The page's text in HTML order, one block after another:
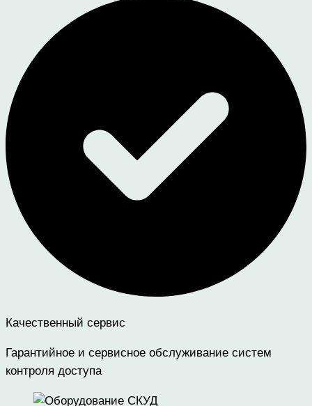
Качественный сервис
Гарантийное и сервисное обслуживание систем
контроля доступа